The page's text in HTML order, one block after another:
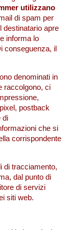
utilizzano
di spam per
destinatario apre
informa lo
conseguenza, il
denominati in
raccolgono, ci
postback
di
che si
corrispondente
di tracciamento,
dal punto di
di servizi
siti web.